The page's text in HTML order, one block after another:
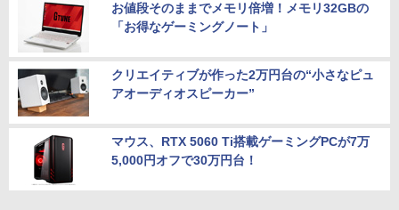
お値段そのままでメモリ倍増！メモリ32GBの
「お得なゲーミングノート」
クリエイティブが作った2万円台の“小さなピュ
アオーディオスピーカー”
マウス、RTX 5060 Ti搭載ゲーミングPCが7万
5,000円オフで30万円台！